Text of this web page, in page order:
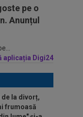
pe o
Anunțul
aplicația Digi24
de la divorț,
frumoasă